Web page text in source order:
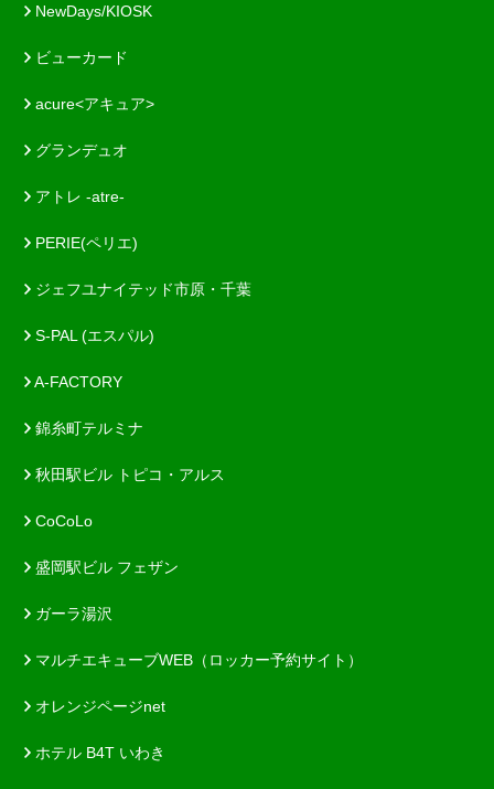
NewDays/KIOSK
ビューカード
acure<アキュア>
グランデュオ
アトレ -atre-
PERIE(ペリエ)
ジェフユナイテッド市原・千葉
S-PAL (エスパル)
A-FACTORY
錦糸町テルミナ
秋田駅ビル トピコ・アルス
CoCoLo
盛岡駅ビル フェザン
ガーラ湯沢
マルチエキューブWEB（ロッカー予約サイト）
オレンジページnet
ホテル B4T いわき